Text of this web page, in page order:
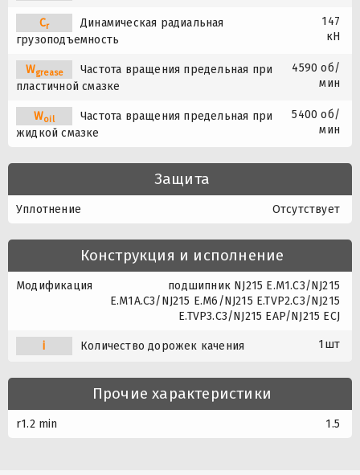
Cr
Динамическая радиальная
грузоподъемность
147
кН
Wgrease
Частота вращения предельная при
пластичной смазке
4590 об/
мин
Woil
Частота вращения предельная при
жидкой смазке
5400 об/
мин
Защита
Уплотнение Отсутствует
Конструкция и исполнение
Модификация
подшипник NJ215 E.M1.C3/NJ215
E.M1A.C3/NJ215 E.M6/NJ215 E.TVP2.C3/NJ215
E.TVP3.C3/NJ215 EAP/NJ215 ECJ
i Количество дорожек качения 1шт
Прочие характеристики
r1.2 min 1.5